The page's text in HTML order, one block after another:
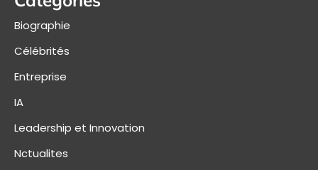
Biographie
Célébrités
Entreprise
IA
Leadership et Innovation
Nctualites